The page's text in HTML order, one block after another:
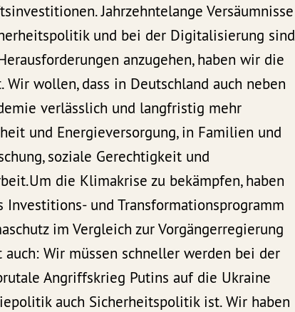
Jahrzehntelange Versäumnisse
und bei der Digitalisierung sind
anzugehen, haben wir die
wollen, dass in Deutschland auch neben
verlässlich und langfristig mehr
und Energieversorgung, in Familien und
soziale Gerechtigkeit und
die Klimakrise zu bekämpfen, haben
und Transformationsprogramm
im Vergleich zur Vorgängerregierung
Wir müssen schneller werden bei der
Angriffskrieg Putins auf die Ukraine
auch Sicherheitspolitik ist. Wir haben